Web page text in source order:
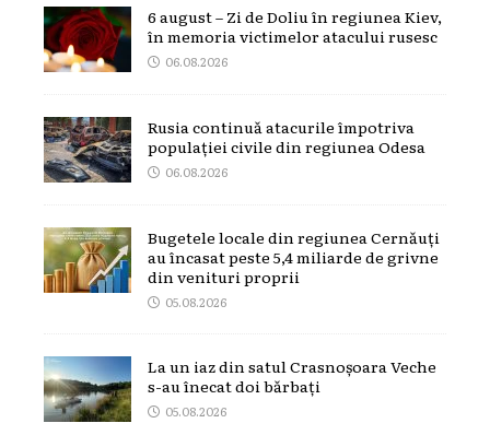
6 august – Zi de Doliu în regiunea Kiev,
în memoria victimelor atacului rusesc
06.08.2026
Rusia continuă atacurile împotriva
populației civile din regiunea Odesa
06.08.2026
Bugetele locale din regiunea Cernăuți
au încasat peste 5,4 miliarde de grivne
din venituri proprii
05.08.2026
La un iaz din satul Crasnoșoara Veche
s-au înecat doi bărbați
05.08.2026